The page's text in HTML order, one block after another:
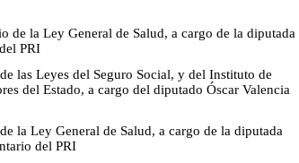
de la Ley General de Salud, a cargo de la diputada
PRI
las Leyes del Seguro Social, y del Instituto de
del Estado, a cargo del diputado Óscar Valencia
la Ley General de Salud, a cargo de la diputada
del PRI